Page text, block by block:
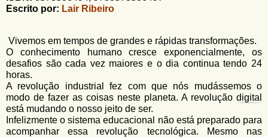
d
e
b
u
s
c
a
h
o
Escrito por: Lair Ribeiro
Vivemos em tempos de grandes e rápidas transformações.
O conhecimento humano cresce exponencialmente, os
desafios são cada vez maiores e o dia continua tendo 24
horas.
A revolução industrial fez com que nós mudássemos o
modo de fazer as coisas neste planeta. A revolução digital
está mudando o nosso jeito de ser.
Infelizmente o sistema educacional não está preparado para
acompanhar essa revolução tecnológica. Mesmo nas